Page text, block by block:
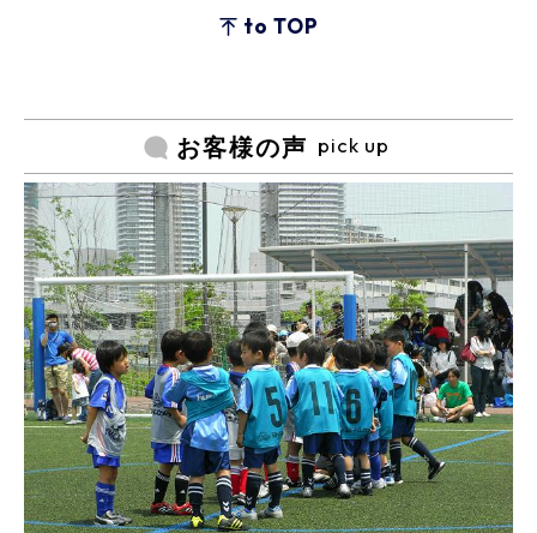
to TOP
お客様の声 pick up